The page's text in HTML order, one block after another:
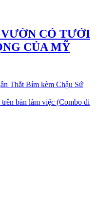
CÓ TƯỚI
CỦA MỸ
Thắt Bím kèm Chậu Sứ
bàn làm việc (Combo đi